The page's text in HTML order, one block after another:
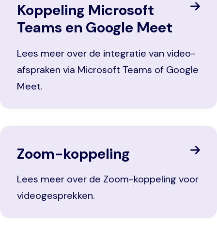
Koppeling Microsoft
Teams en Google Meet
Lees meer over de integratie van video-
afspraken via Microsoft Teams of Google
Meet.
Zoom-koppeling
Lees meer over de Zoom-koppeling voor
videogesprekken.